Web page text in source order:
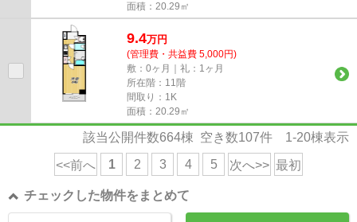
面積：20.29㎡
9.4万円
(管理費・共益費 5,000円)
敷：0ヶ月｜礼：1ヶ月
所在階：11階
間取り：1K
面積：20.29㎡
該当公開件数664棟 空き数107件 1-20棟表示
<<前へ 1 2 3 4 5 次へ>> 最初
チェックした物件をまとめて